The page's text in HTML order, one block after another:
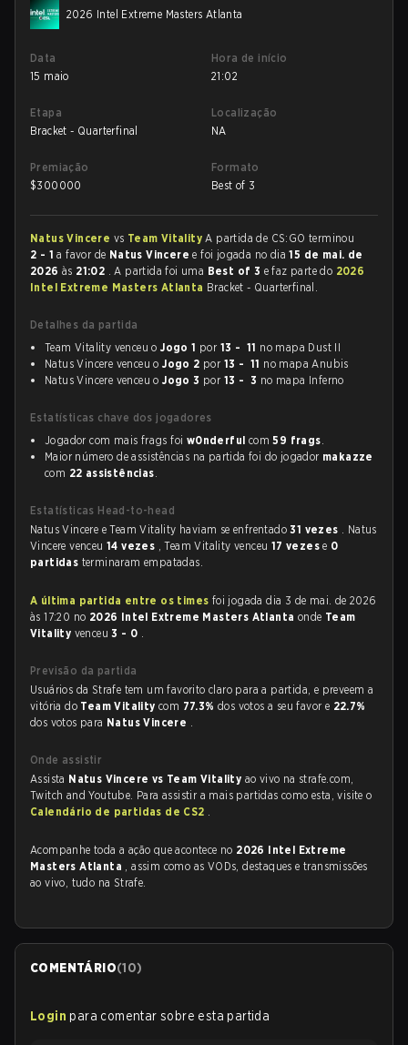
2026 Intel Extreme Masters Atlanta
Data
15 maio
Hora de início
21:02
Etapa
Bracket - Quarterfinal
Localização
NA
Premiação
$300000
Formato
Best of 3
Natus Vincere vs Team VitalityA partida de CS:GO terminou
2 - 1 a favor de Natus Vinceree foi jogada no dia15 de mai. de
2026 às 21:02 . A partida foi uma Best of 3 e faz parte do 2026
Intel Extreme Masters Atlanta Bracket - Quarterfinal.
Detalhes da partida
Team Vitality venceu oJogo 1 por 13 - 11 no mapa Dust II
Natus Vincere venceu oJogo 2 por 13 - 11 no mapa Anubis
Natus Vincere venceu oJogo 3 por 13 - 3 no mapa Inferno
Estatísticas chave dos jogadores
Jogador com mais frags foi w0nderful com59 frags.
Maior número de assistências na partida foi do jogador makazze
com 22 assistências.
Estatísticas Head-to-head
Natus Vincere e Team Vitality haviam se enfrentado31 vezes . Natus
Vincere venceu14 vezes , Team Vitality venceu 17 vezese 0
partidas terminaram empatadas.
A última partida entre os times foi jogada dia 3 de mai. de 2026
às 17:20 no 2026 Intel Extreme Masters Atlanta onde Team
Vitality venceu3 - 0 .
Previsão da partida
Usuários da Strafe tem um favorito claro para a partida, e preveem a
vitória do Team Vitalitycom 77.3%dos votos a seu favor e 22.7%
dos votos para Natus Vincere .
Onde assistir
Assista Natus Vincere vs Team Vitality ao vivo na strafe.com,
Twitch and Youtube. Para assistir a mais partidas como esta, visite o
Calendário de partidas de CS2 .
Acompanhe toda a ação que acontece no 2026 Intel Extreme
Masters Atlanta , assim como as VODs, destaques e transmissões
ao vivo, tudo na Strafe.
COMENTÁRIO(10)
Login para comentar sobre esta partida